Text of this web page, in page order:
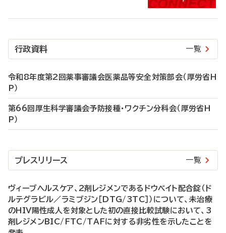
行政資料 一覧
令和8年度第2回薬事審議会医薬品等安全対策部会（厚労省H
P）
第66回厚生科学審議会予防接種・ワクチン分科会（厚労省H
P）
プレスリリース 一覧
ヴィーブヘルスケア、2剤レジメンであるドウベイト配合錠（ド
ルテグラビル／ラミブジン［DTG/3TC］）について、未治療
のHIV陽性成人を対象とした初の直接比較試験において、3
剤レジメンBIC/FTC/TAFに対する非劣性を示したことを